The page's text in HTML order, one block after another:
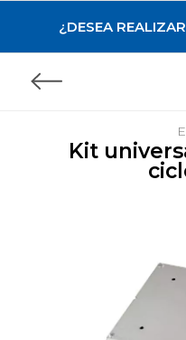
¿DESEA
Kit